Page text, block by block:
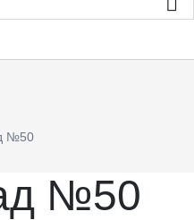
№50
№50